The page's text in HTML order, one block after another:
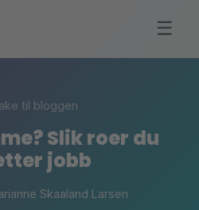
☰
til bloggen
Slik roer du
jobb
Skaaland Larsen